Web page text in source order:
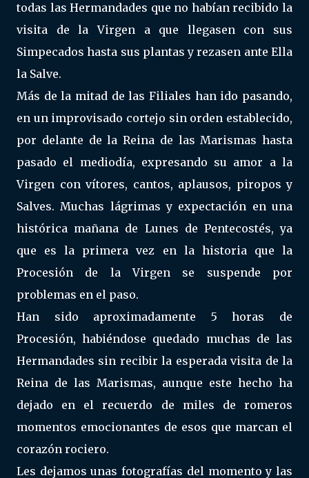
todas las Hermandades que no habían recibido la
visita de la Virgen a que llegasen con sus
Simpecados hasta sus plantas y rezasen ante Ella
la Salve.
Más de la mitad de las Filiales han ido pasando,
en un improvisado cortejo sin orden establecido,
por delante de la Reina de las Marismas hasta
pasado el mediodía, expresando su amor a la
Virgen con vítores, cantos, aplausos, piropos y
Salves. Muchas lágrimas y expectación en una
histórica mañana de Lunes de Pentecostés, ya
que es la primera vez en la historia que la
Procesión de la Virgen se suspende por
problemas en el paso.
Han sido aproximadamente 5 horas de
Procesión, habiéndose quedado muchas de las
Hermandades sin recibir la esperada visita de la
Reina de las Marismas, aunque este hecho ha
dejado en el recuerdo de miles de romeros
momentos emocionantes de esos que marcan el
corazón rociero.
Les dejamos unas fotografías del momento y las